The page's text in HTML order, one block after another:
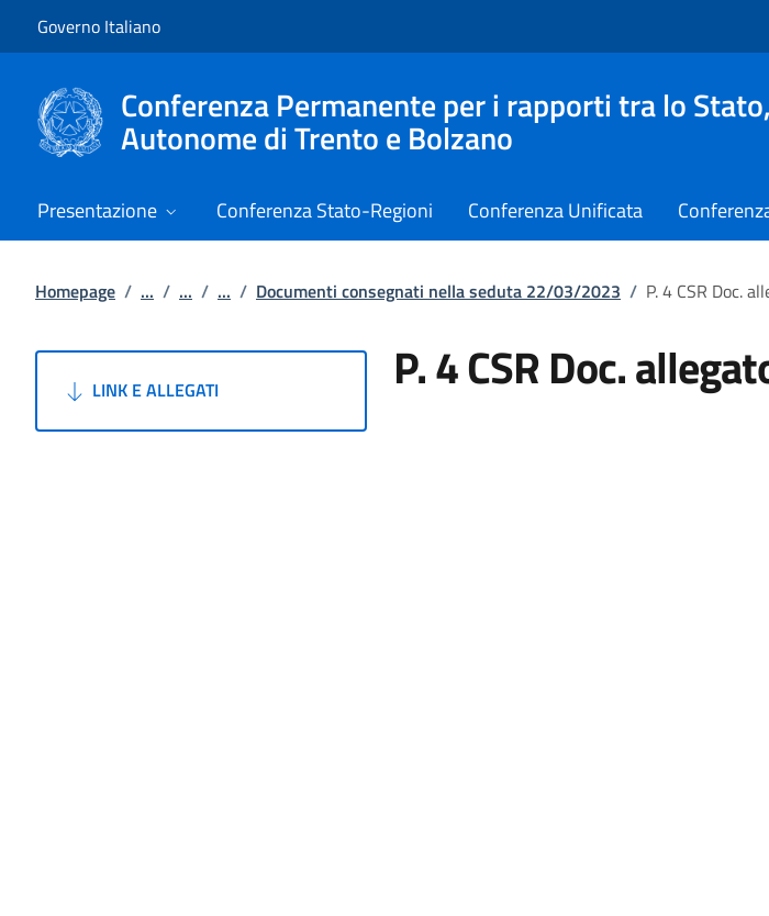
Governo Italiano
Conferenza Permanente per i rapporti tra lo
Autonome di Trento e Bolzano
Presentazione Conferenza Stato-Regioni Conferenza Unificata
Homepage / ... / ... / ... / Documenti consegnati nella seduta 22/03/2023 / P. 4 CSR Doc.
LINK E ALLEGATI P. 4 CSR Doc.